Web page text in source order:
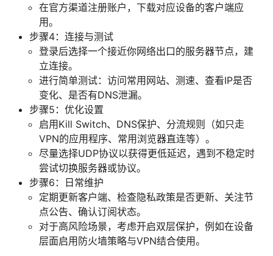
在官方渠道注册账户，下载对应设备的客户端应
用。
步骤4：连接与测试
登录后选择一个接近你网络出口的服务器节点，建
立连接。
进行简单测试：访问常用网站、测速、查看IP是否
变化、是否有DNS泄漏。
步骤5：优化设置
启用Kill Switch、DNS保护、分流规则（如只走
VPN的应用程序、常用浏览器直连等）。
尽量选择UDP协议以获得更低延迟，遇到不稳定时
尝试切换服务器或协议。
步骤6：日常维护
定期更新客户端、检查隐私政策是否更新、关注节
点公告、确认订阅状态。
对于高风险场景，考虑开启双层保护，例如在设备
层面启用防火墙策略与VPN结合使用。